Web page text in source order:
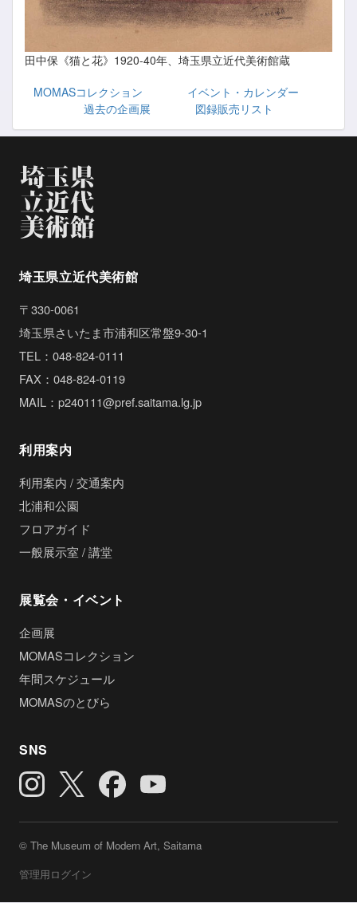
田中保《猫と花》1920-40年、埼玉県立近代美術館蔵
MOMASコレクション
イベント・カレンダー
過去の企画展
図録販売リスト
埼玉県立近代美術館
〒330-0061
埼玉県さいたま市浦和区常盤9-30-1
TEL：048-824-0111
FAX：048-824-0119
MAIL：p240111@pref.saitama.lg.jp
利用案内
利用案内 / 交通案内
北浦和公園
フロアガイド
一般展示室 / 講堂
展覧会・イベント
企画展
MOMASコレクション
年間スケジュール
MOMASのとびら
SNS
© The Museum of Modern Art, Saitama
管理用ログイン